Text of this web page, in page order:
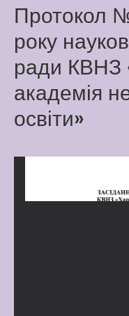
Протокол
року
ради КВНЗ
академія
освіти»